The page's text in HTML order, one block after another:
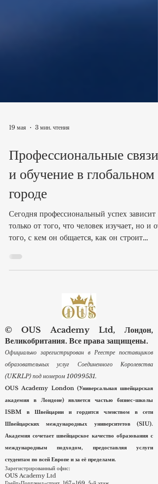
Профессиональные связи
и обучение в глобальном
городе
Сегодня профессиональный успех зависит
того, с кем он общается, как он строит
деловые отношения и насколько уверенно
В таком #Глобальном_городе, как Лондон,
обучение естественным образом связано с
#Профессиональным_нетворкингом,
международным опытом и развитием
карьеры. Академия ОЮС Лондон была
основана в 2023 году и официально
зарегистрирована в Реестре поставщиков
образовательных услу
© OUS Academy Ltd, Лондон,
Великобритания. Все права защищены.
Официально зарегистрирован в Реестре поставщиков
образовательных услуг Соединенного Королевства
(UKRLP) под номером
OUS Academy London (Универсальная швейцарская
академия в Лондоне) является частью бизнес-школы
международным подходом, предоставляя услуги
студентам по всей Европе и за её пределами.